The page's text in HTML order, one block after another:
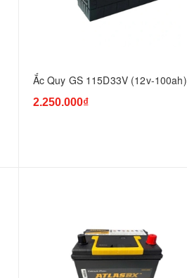
Ắc Quy GS 115D33V (12v-100ah)
2.250.000₫